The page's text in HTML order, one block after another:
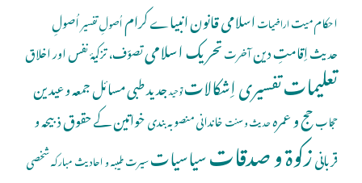
احکام میتاراضیاتاسلامی قانونانبیاے کراماُصولِ تفسیراُصولِ
حدیثاِقامتِ دینآخرتتحریک اسلامیتصوّف، تزکیۂ نفس اور اخلاق
تعلیماتتفسیری اِشکالاتتوحیدجدید طبی مسائلجمعہ و عیدین
حجابحج و عمرہحدیث و سنتخاندانی منصوبہ بندیخواتین کے حقوقذبیحہ و
قربانیزکوۃ و صدقاتسیاسیاتسیرت طیبہ و احادیث مبارکہشخصی